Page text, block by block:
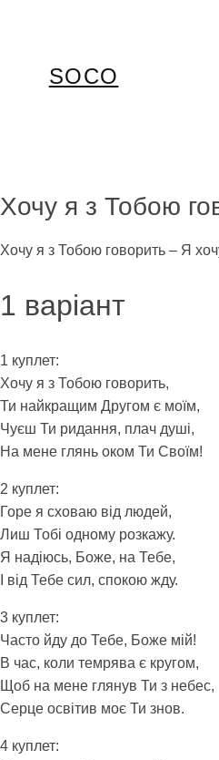
SOCO
Хочу я з Тобою
Хочу я з Тобою говорить – Я
1 варіант
1 куплет:
Хочу я з Тобою говорить,
Ти найкращим Другом є моїм,
Чуєш Ти ридання, плач душi,
На мене глянь оком Ти Своїм!
2 куплет:
Горе я сховаю вiд людей,
Лиш Тобi одному розкажу.
Я надiюсь, Боже, на Тебе,
I вiд Тебе сил, спокою жду.
3 куплет:
Часто йду до Тебе, Боже мiй!
В час, коли темрява є кругом,
Щоб на мене глянув Ти з небес,
Серце освiтив моє Ти знов.
4 куплет: